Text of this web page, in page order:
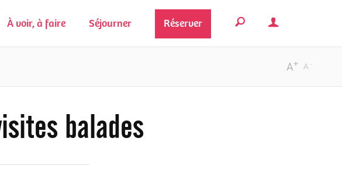
À voir, à faire Séjourner Réserver
-
A
+
A
balades